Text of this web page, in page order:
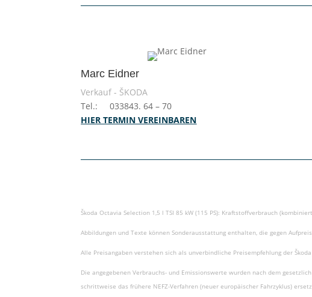
Marc Eidner
Verkauf - ŠKODA
Tel.: 033843. 64 – 70
HIER TERMIN VEREINBAREN
Škoda Octavia Selection 1,5 l TSI 85 kW (115 PS): Kraftstoffverbrauch
Abbildungen und Texte können Sonderausstattung enthalten, die gegen
Alle Preisangaben verstehen sich als unverbindliche Preisempfehlung der
Die angegebenen Verbrauchs- und Emissionswerte wurden nach dem
schrittweise das frühere NEFZ-Verfahren (neuer europäischer Fahrzyklus)